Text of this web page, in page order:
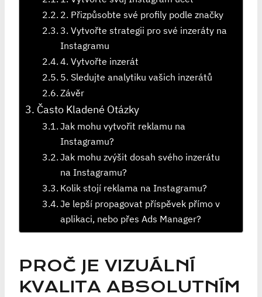
2. Přizpůsobte své profily podle značky
3. Vytvořte strategii pro své inzeráty na
Instagramu
4. Vytvořte inzerát
5. Sledujte analytiku vašich inzerátů
Závěr
Často Kladené Otázky
Jak mohu vytvořit reklamu na
Instagramu?
Jak mohu zvýšit dosah svého inzerátu
na Instagramu?
Kolik stojí reklama na Instagramu?
Je lepší propagovat příspěvek přímo v
aplikaci, nebo přes Ads Manager?
PROČ JE VIZUÁLNÍ
KVALITA ABSOLUTNÍM